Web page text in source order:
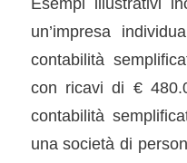
un’impresa
contabilità
con ricavi di €
contabilità
una società di